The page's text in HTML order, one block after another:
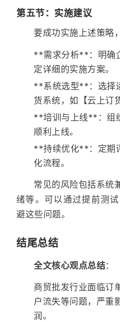
第五节：实施建议
要成功实施上述策略
**需求分析**：明确
定详细的实施方案。
**系统选型**：选择
货系统，如【云上订
**培训与上线**：组
顺利上线。
**持续优化**：定期
化流程。
常见的风险包括系统
绪等。可以通过提前测
避这些问题。
结尾总结
全文核心观点总结：
商贸批发行业面临订
户流失等问题，严重
润。